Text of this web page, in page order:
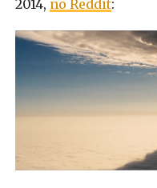
2014, no Reddit: